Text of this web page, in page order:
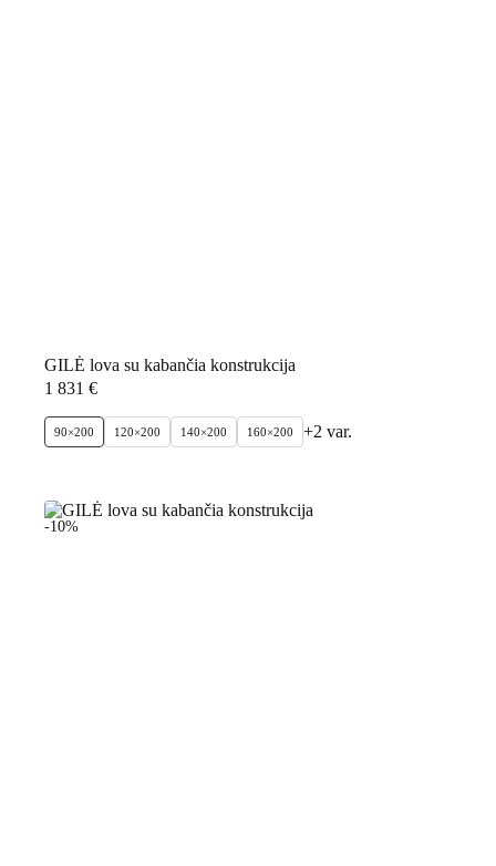
GILĖ lova su kabančia konstrukcija
1 831 €
90×200 120×200 140×200 160×200 +2 var.
-10%